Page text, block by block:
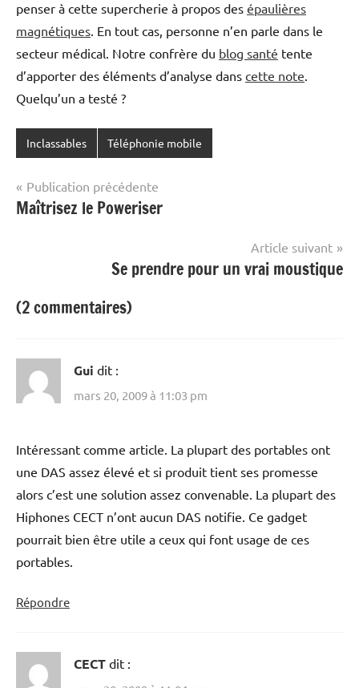
penser à cette supercherie à propos des épaulières
magnétiques . En tout cas, personne n’en parle dans le
secteur médical. Notre confrère du blog santé tente
d’apporter des éléments d’analyse dans cette note
Quelqu’un a testé ?
Inclassables Téléphonie mobile
Navigation
de
Publication précédente
Maîtrisez le Poweriser
Article suivant
Se prendre pour un vrai moustique
(2 commentaires)
Gui dit :
mars 20, 2009 à 11:03 pm
Intéressant comme article. La plupart des portables ont
une DAS assez élevé et si produit tient ses promesse
alors c’est une solution assez convenable. La plupart des
Hiphones CECT n’ont aucun DAS notifie. Ce gadget
pourrait bien être utile a ceux qui font usage de ces
portables.
Répondre
CECT dit :